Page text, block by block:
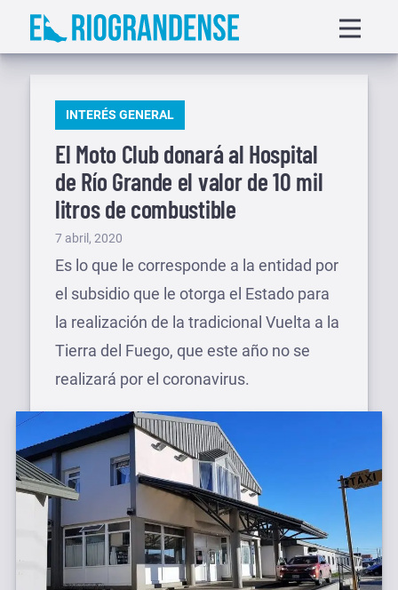
Saltar
menu
PUBLICADO
INTERÉS GENERAL
El Moto Club donará al Hospital
de Río Grande el valor de 10 mil
litros de combustible
Publicado
el
7 abril, 2020
Es lo que le corresponde a la entidad por
el subsidio que le otorga el Estado para
la realización de la tradicional Vuelta a la
Tierra del Fuego, que este año no se
realizará por el coronavirus.